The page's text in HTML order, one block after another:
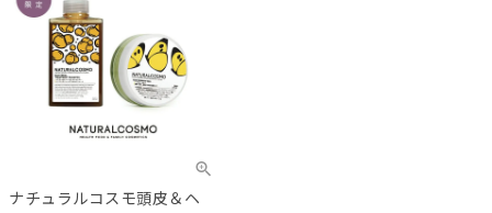
ナチュラルコスモ頭皮＆ヘ